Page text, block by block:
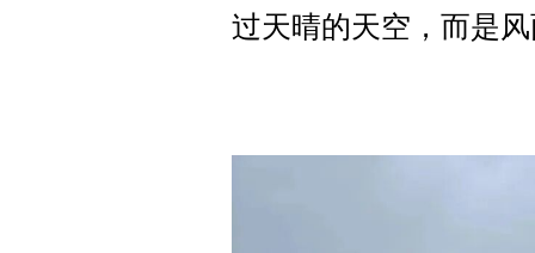
过天晴的天空，而是